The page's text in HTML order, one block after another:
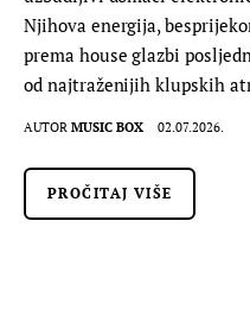
Njihova energija,
prema house glazbi
od najtraženijih klupskih
AUTOR MUSIC BOX 02.07.2026.
PROČITAJ VIŠE